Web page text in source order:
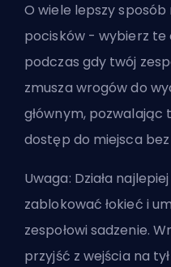
O wiele lepszy
pocisków - wybierz te
podczas gdy twój
zmusza wrogów do
głównym, pozwalając
dostęp do miejsca
Uwaga: Działa
zablokować łokieć i
zespołowi sadzenie.
przyjść z wejścia na